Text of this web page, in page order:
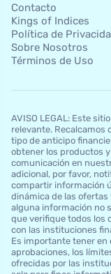
Contacto
Kings of Indices
Política de
Sobre Nosotros
Términos de Uso
AVISO LEGAL: Este
relevante. Recalcamos
tipo de anticipo
obtener los productos
comunicación en
adicional, por favor,
compartir información
dinámica de las
alguna información no
que verifique todos los
con las instituciones
Es importante tener en
aprobaciones, los
ofrecidas por las